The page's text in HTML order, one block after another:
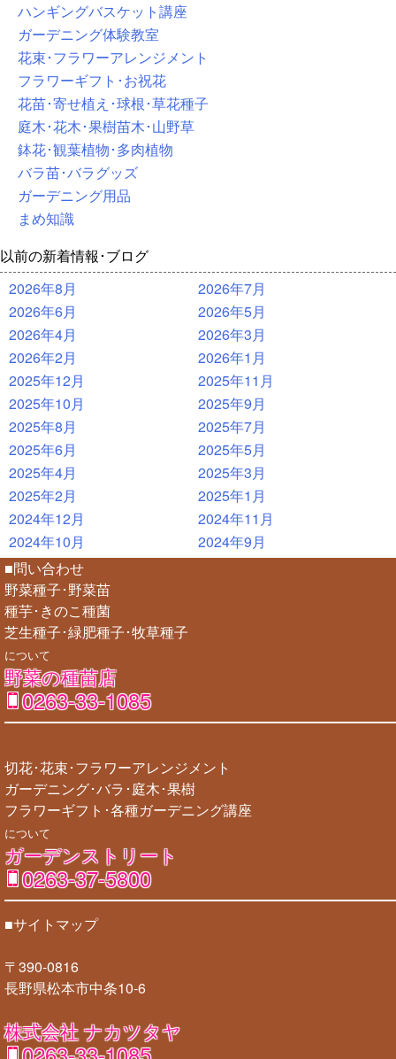
ハンギングバスケット講座
ガーデニング体験教室
花束･フラワーアレンジメント
フラワーギフト･お祝花
花苗･寄せ植え･球根･草花種子
庭木･花木･果樹苗木･山野草
鉢花･観葉植物･多肉植物
バラ苗･バラグッズ
ガーデニング用品
まめ知識
以前の新着情報･ブログ
2026年8月
2026年7月
2026年6月
2026年5月
2026年4月
2026年3月
2026年2月
2026年1月
2025年12月
2025年11月
2025年10月
2025年9月
2025年8月
2025年7月
2025年6月
2025年5月
2025年4月
2025年3月
2025年2月
2025年1月
2024年12月
2024年11月
2024年10月
2024年9月
■問い合わせ
野菜種子･野菜苗
種芋･きのこ種菌
芝生種子･緑肥種子･牧草種子
について
野菜の種苗店
0263-33-1085
切花･花束･フラワーアレンジメント
ガーデニング･バラ･庭木･果樹
フラワーギフト･各種ガーデニング講座
について
ガーデンストリート
0263-37-5800
■サイトマップ
〒390-0816
長野県松本市中条10-6
株式会社 ナカツタヤ